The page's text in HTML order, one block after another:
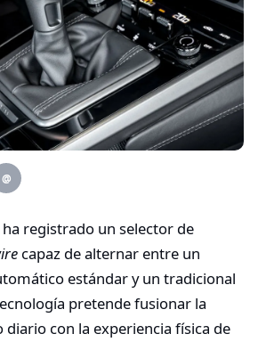
@
registrado un selector de
capaz de alternar entre un
estándar y un tradicional
pretende fusionar la
con la experiencia física de